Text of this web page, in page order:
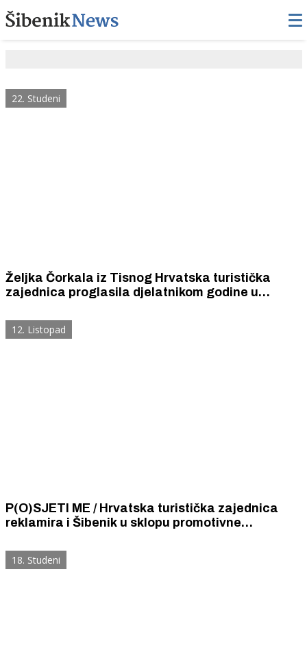
22. Studeni
Željka Čorkala iz Tisnog Hrvatska turistička
zajednica proglasila djelatnikom godine u
12. Listopad
P(O)SJETI ME / Hrvatska turistička zajednica
reklamira i Šibenik u sklopu promotivne
18. Studeni